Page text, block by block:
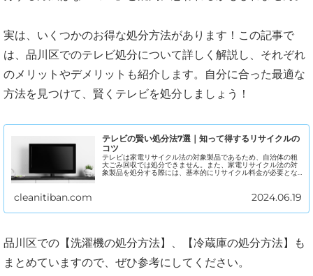
実は、いくつかのお得な処分方法があります！この記事で
は、品川区でのテレビ処分について詳しく解説し、それぞれ
のメリットやデメリットも紹介します。自分に合った最適な
方法を見つけて、賢くテレビを処分しましょう！
テレビの賢い処分法7選｜知って得するリサイクルの
コツ
テレビは家電リサイクル法の対象製品であるため、自治体の粗
大ごみ回収では処分できません。また、家電リサイクル法の対
象製品を処分する際には、基本的にリサイクル料金が必要とな
cleanitiban.com 2024.06.19
品川区での【洗濯機の処分方法】、【冷蔵庫の処分方法】も
まとめていますので、ぜひ参考にしてください。